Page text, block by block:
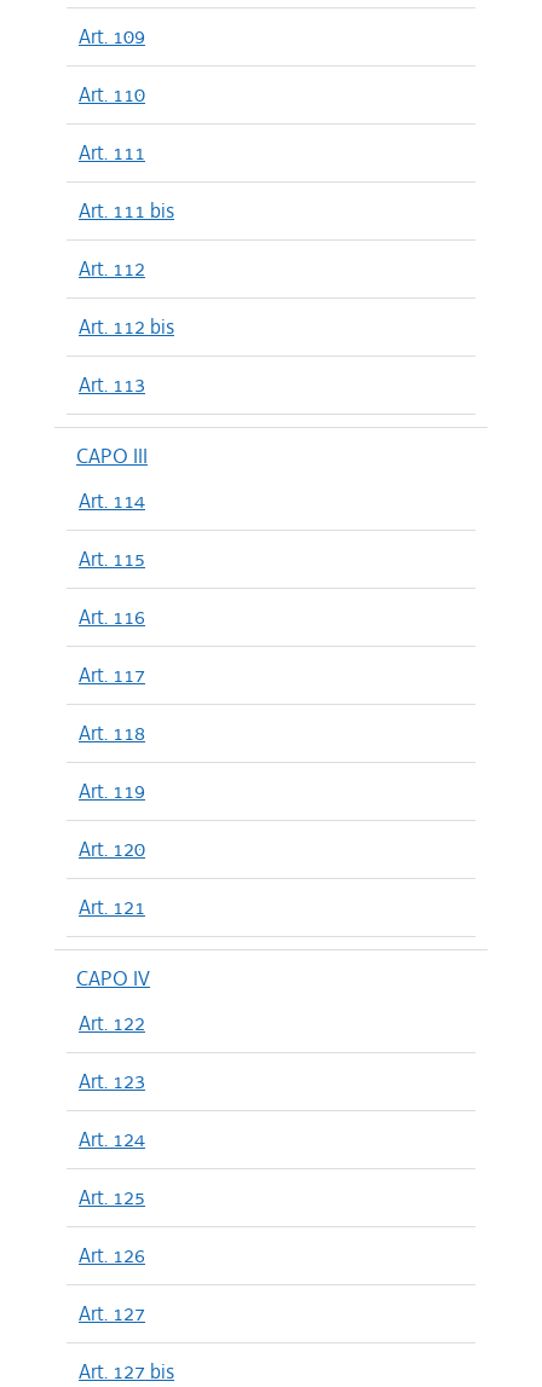
Art. 109
Art. 110
Art. 111
Art. 111 bis
Art. 112
Art. 112 bis
Art. 113
CAPO III
Art. 114
Art. 115
Art. 116
Art. 117
Art. 118
Art. 119
Art. 120
Art. 121
CAPO IV
Art. 122
Art. 123
Art. 124
Art. 125
Art. 126
Art. 127
Art. 127 bis